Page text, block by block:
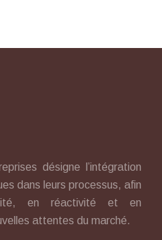
désigne l’intégration
dans leurs processus, afin
en réactivité et en
attentes du marché.